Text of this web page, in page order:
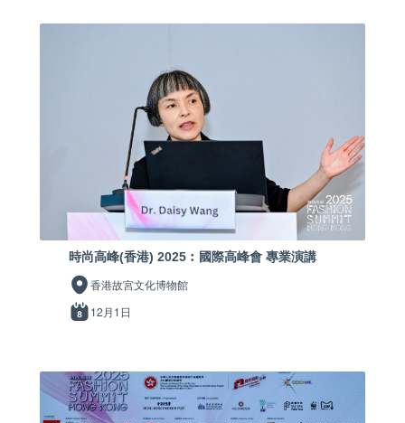
時尚高峰(香港) 2025︰國際高峰會 專業演講
香港故宮文化博物館
12月1日